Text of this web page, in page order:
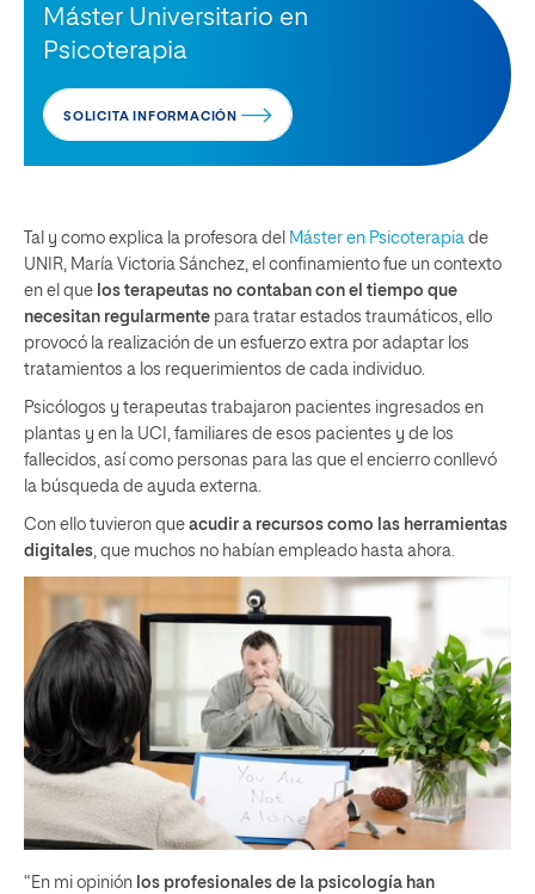
Máster Universitario en
Psicoterapia
SOLICITA INFORMACIÓN
Tal y como explica la profesora del Máster en Psicoterapia de
UNIR, María Victoria Sánchez, el confinamiento fue un contexto
en el que los terapeutas no contaban con el tiempo que
necesitan regularmente para tratar estados traumáticos, ello
provocó la realización de un esfuerzo extra por adaptar los
tratamientos a los requerimientos de cada individuo.
Psicólogos y terapeutas trabajaron pacientes ingresados en
plantas y en la UCI, familiares de esos pacientes y de los
fallecidos, así como personas para las que el encierro conllevó
la búsqueda de ayuda externa.
Con ello tuvieron que acudir a recursos como las herramientas
digitales , que muchos no habían empleado hasta ahora.
“En mi opinión los profesionales de la psicología han